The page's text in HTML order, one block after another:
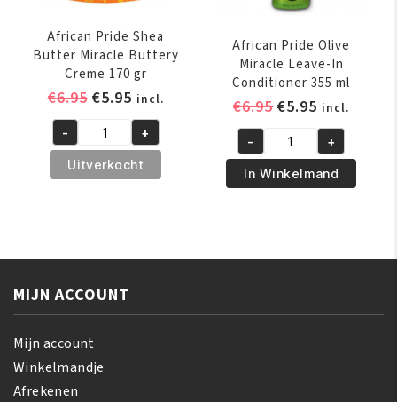
African Pride Shea
Butter Miracle Buttery
Creme 170 gr
€6.95 Oorspronkelijke
was:
€6.95.
€5.95Huidige
prijs
is:
€5.95.
incl.
African
Pride
Shea
170
gr
aantal
- +
Uitverkocht
African Pride Olive
Miracle Leave-In
Conditioner 355 ml
€6.95
was:
€6.95.
€5.95 Huidige
prijs
is:
€5.95.
incl.
African
Pride
Olive
In
ml
- +
In Winkelmand
MIJN ACCOUNT
Mijn account
Winkelmandje
Afrekenen